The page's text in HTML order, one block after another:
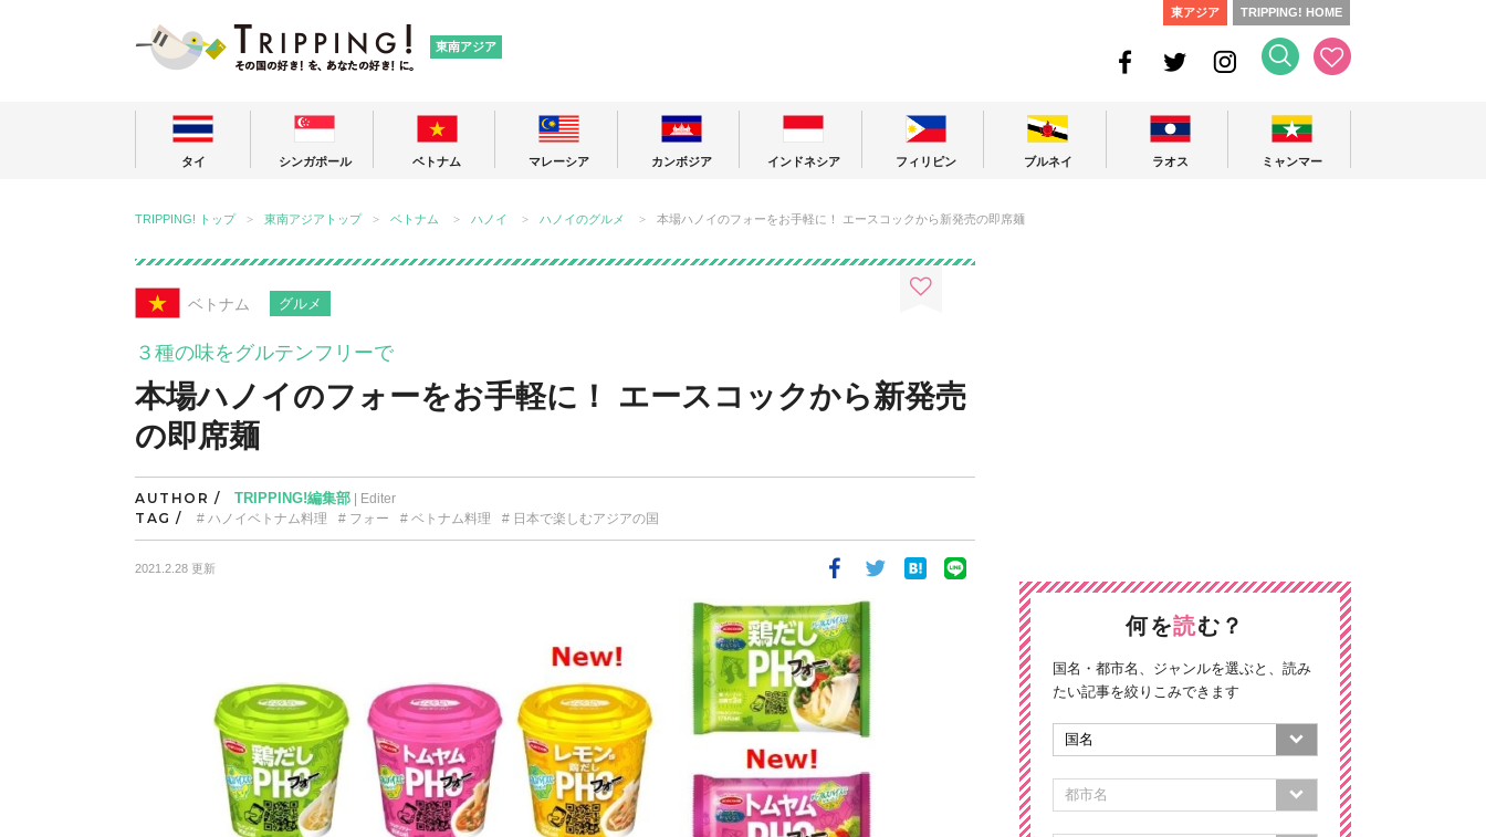
東南アジア
東アジア TRIPPING! HOME
タイ シンガポール ベトナム マレーシア カンボジア インドネシア フィリピン ブルネイ ラオス ミャンマー
TRIPPING! トップ 東南アジアトップ ベトナム ハノイ ハノイのグルメ 本場ハノイのフォーをお手軽に！ エースコックから新発売の即席麺
ベトナム グルメ
３種の味をグルテンフリーで
本場ハノイのフォーをお手軽に！ エースコックから新発売
の即席麺
AUTHOR / TRIPPING!編集部 | Editer
TAG / ハノイベトナム料理 フォー ベトナム料理 日本で楽しむアジアの国
2021.2.28 更新
何を読む？
国名・都市名、ジャンルを選ぶと、読み
たい記事を絞りこみできます